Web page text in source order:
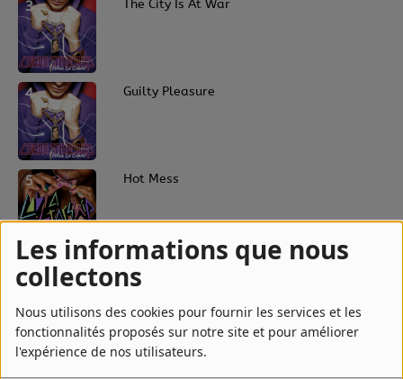
Les informations que nous
collectons
Nous utilisons des cookies pour fournir les services et les
fonctionnalités proposés sur notre site et pour améliorer
l'expérience de nos utilisateurs.
3 The City Is At War
4 Guilty Pleasure
5 Hot Mess
6 The Church Of Hot Addiction
7 Bring It (Snakes On A Plane)